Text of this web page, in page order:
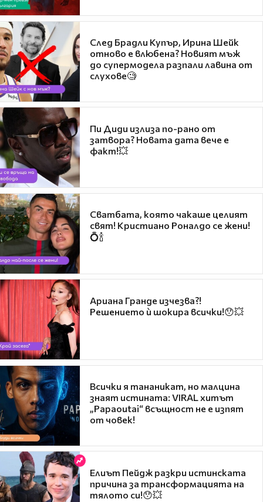
След Брадли Купър, Ирина Шейк
отново е влюбена? Новият мъж
до супермодела разпали лавина от
слухове🧐
Пи Диди излиза по-рано от
затвора? Новата дата вече е
факт!💥
Сватбата, която чакаше целият
свят! Кристиано Роналдо се жени!
💍🍾
Ариана Гранде изчезва?!
Решението ѝ шокира всички!😯💥
Всички я тананикат, но малцина
знаят истината: VIRAL хитът
„Papaoutai“ всъщност не е изпят
от човек!
Елиът Пейдж разкри истинската
причина за трансформацията на
тялото си!😯💥